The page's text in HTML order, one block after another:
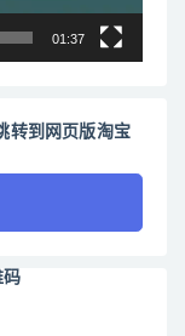
01:37
转到网页版淘宝
码